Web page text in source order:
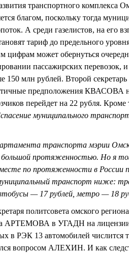
транспортного комплекса
благом, поскольку тогда
А среди газелистов, на его
тариф до предельного
цифрам может обернуться
пассажирских перевозок, и
150 млн рублей. Второй секретарь
предположения КВАСОВА не
перейдет на 22 рубля.
муниципального
транспорта мэрии
протяженностью. Но я
по протяженности в России
транспорт ниже:
— 17 рублей, метро — 18
политсовета омского
АРТЕМОВА в УГАДН на
РЭК 13 автомобилей числится
вопросом АЛЕХИН. И как